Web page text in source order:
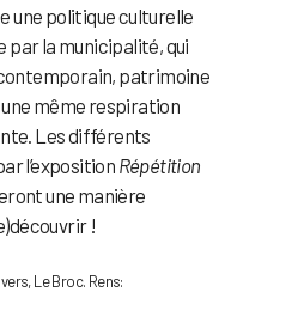
une politique culturelle
par la municipalité, qui
patrimoine
même respiration
Les différents
l’exposition Répétition
une manière
!
Le Broc. Rens: